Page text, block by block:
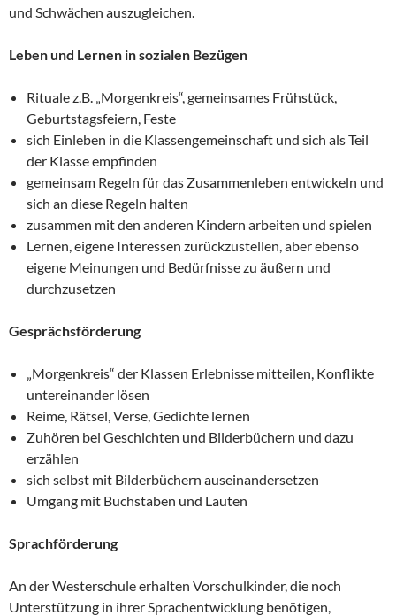
und Schwächen auszugleichen.
Leben und Lernen in sozialen Bezügen
Rituale z.B. „Morgenkreis“, gemeinsames Frühstück,
Geburtstagsfeiern, Feste
sich Einleben in die Klassengemeinschaft und sich als Teil
der Klasse empfinden
gemeinsam Regeln für das Zusammenleben entwickeln und
sich an diese Regeln halten
zusammen mit den anderen Kindern arbeiten und spielen
Lernen, eigene Interessen zurückzustellen, aber ebenso
eigene Meinungen und Bedürfnisse zu äußern und
durchzusetzen
Gesprächsförderung
„Morgenkreis“ der Klassen Erlebnisse mitteilen, Konflikte
untereinander lösen
Reime, Rätsel, Verse, Gedichte lernen
Zuhören bei Geschichten und Bilderbüchern und dazu
erzählen
sich selbst mit Bilderbüchern auseinandersetzen
Umgang mit Buchstaben und Lauten
Sprachförderung
An der Westerschule erhalten Vorschulkinder, die noch
Unterstützung in ihrer Sprachentwicklung benötigen,